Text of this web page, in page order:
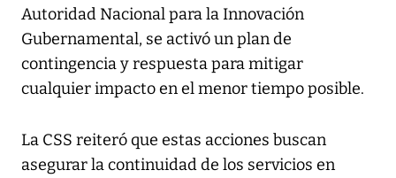
Autoridad Nacional para la Innovación
Gubernamental, se activó un plan de
contingencia y respuesta para mitigar
cualquier impacto en el menor tiempo posible.
La CSS reiteró que estas acciones buscan
asegurar la continuidad de los servicios en